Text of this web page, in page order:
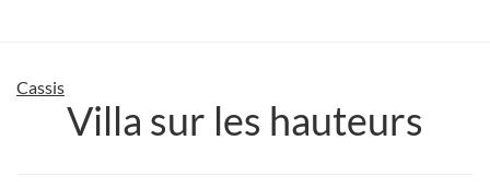
Cassis
Villa sur les hauteurs